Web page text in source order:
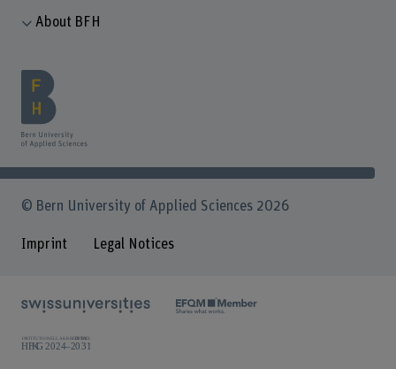
About BFH
© Bern University of Applied Sciences 2026
Imprint Legal Notices